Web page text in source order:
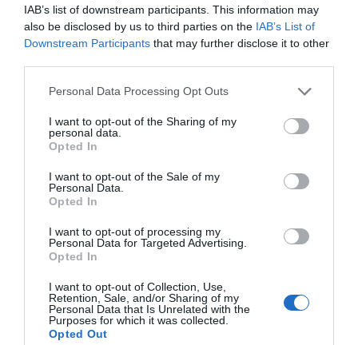
IAB’s list of downstream participants. This information may
also be disclosed by us to third parties on the IAB’s List of
Downstream Participants that may further disclose it to other
Please note that this website/app uses one or more Google
not limited to your visit or usage behaviour. You may click to
grant or deny consent to Google and its third-party tags to
use your data for below specified purposes in below Google
consent section.
Personal Data Processing Opt Outs
I want to opt-out of the Sharing of my
personal data.
Opted In
I want to opt-out of the Sale of my
Personal Data.
Opted In
I want to opt-out of processing my
Personal Data for Targeted Advertising.
Opted In
I want to opt-out of Collection, Use,
Retention, Sale, and/or Sharing of my
Personal Data that Is Unrelated with the
Purposes for which it was collected.
Opted Out
Κρίσιμες ώρες για άνδρα που
τραυματίστηκε σε τροχαίο στην
Εύβοια
Τρόμος σε πτήση της Air India: Το
αεροσκάφος έχασε απότομα ύψος
– 17 τραυματίες
Μεγάλη προσοχή στην Εύβοια:
05.08.2026 | 18:00
Μύκονος: Έψαχναν τσάντα και
Rolex αξίας 75.000 ευρώ – Η
ανακάλυψη κάτω από τα βράχια
05.08.2026 | 17:40
Απάτη-σοκ στην
Εύβοια: «Βγάλτε τα
μπαλκόνι» – Έχασε
κοσμήματα
Φωτιά σε λεωφορείο
στην Εύβοια
Καθαρό και άφθονο
νερό σε αυτή την
περιοχή της Εύβοιας
Νύχτα τρόμου στην
σπίτι 95χρονης και
προκάλεσαν σοβαρές
ζημιές σε ταβέρνα